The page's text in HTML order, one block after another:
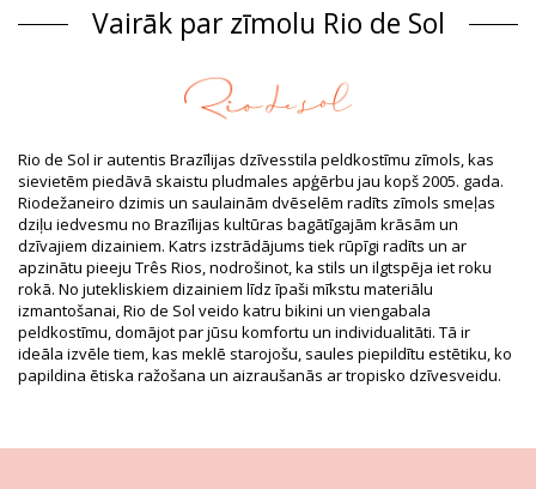
Sastāvs
Odere: 84% Biodegradable Nylon (AMNI SOUL ECO), 16%
Spandex (LYCRA) - OEKO-TEX - Chlorine Resistant
Produkta informācija
Nodaļa: Sievietēm, Krūsturis
Iesaiņojumā ietilpst: 1 x Krūsturis (Citi aksesuāri nav iekļauti)
HS CODE: 6112.41.0010
SKU: 1981126573
EAN: XS (7899810434227), S (7899810434357), M (7899810434340),
L (7899810434333), XL (7899810434326)
Svars: 55g / 0.12lb / 1.94oz
Apdrukas izveidojums var atšķirties atkarībā no piegriezuma
Retušēti foto
Kopšanas pamācība šim priekšmetam: Rio de Sol Top
Vairāk par zīmolu Rio de Sol
Rio de Sol ir autentis Brazīlijas dzīvesstila peldkostīmu zīmols, kas
sievietēm piedāvā skaistu pludmales apģērbu jau kopš 2005. gada.
Riodežaneiro dzimis un saulainām dvēselēm radīts zīmols smeļas
dziļu iedvesmu no Brazīlijas kultūras bagātīgajām krāsām un
dzīvajiem dizainiem. Katrs izstrādājums tiek rūpīgi radīts un ar
apzinātu pieeju Três Rios, nodrošinot, ka stils un ilgtspēja iet roku
rokā. No jutekliskiem dizainiem līdz īpaši mīkstu materiālu
izmantošanai, Rio de Sol veido katru bikini un viengabala
peldkostīmu, domājot par jūsu komfortu un individualitāti. Tā ir
ideāla izvēle tiem, kas meklē starojošu, saules piepildītu estētiku, ko
papildina ētiska ražošana un aizraušanās ar tropisko dzīvesveidu.